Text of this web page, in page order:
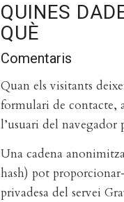
QUINES
QUÈ
Comentaris
Quan els visitants
formulari de contacte,
l’usuari del navegador
Una cadena
hash) pot
privadesa del servei